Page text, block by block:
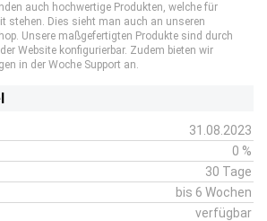
auch hochwertige Produkten, welche für
stehen. Dies sieht man auch an unseren
Unsere maßgefertigten Produkte sind durch
Website konfigurierbar. Zudem bieten wir
in der Woche Support an.
31.08.2023
0 %
30 Tage
bis 6 Wochen
verfügbar